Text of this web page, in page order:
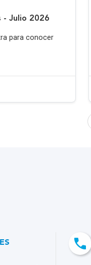
- Julio 2026
para conocer